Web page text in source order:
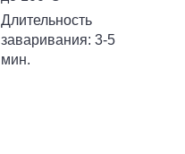
Длительность
заваривания: 3-5
мин.